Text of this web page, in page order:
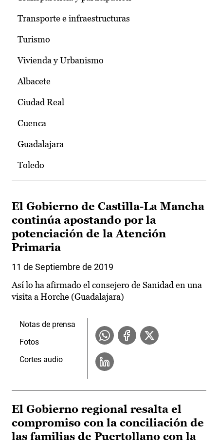
Transporte e infraestructuras
Turismo
Vivienda y Urbanismo
Albacete
Ciudad Real
Cuenca
Guadalajara
Toledo
El Gobierno de Castilla-La Mancha
continúa apostando por la
potenciación de la Atención
Primaria
11 de Septiembre de 2019
Así lo ha afirmado el consejero de Sanidad en una
visita a Horche (Guadalajara)
Notas de prensa
Fotos
Cortes audio
El Gobierno regional resalta el
compromiso con la conciliación de
las familias de Puertollano con la